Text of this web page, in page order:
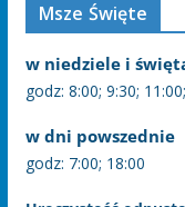
Msze Święte
w niedziele i
godz: 8:00; 9:30;
w dni powszednie
godz: 7:00; 18:00